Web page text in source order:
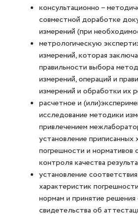
консультационно –
совместной доработке
измерений (при
метрологическую
измерений, которая
правильности выбора
измерений, операций и
измерений и обработки их
расчетное и
исследование методики
привлечением
установление приписанных
погрешности и нормативов
контроля качества
установление
характеристик
нормам и принятие решения
свидетельства об